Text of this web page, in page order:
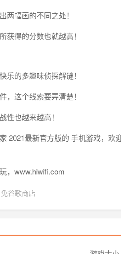
两幅画的不同之处！
获得的分数也就越高！
乐的多趣味侦探解谜！
，这个线索要弄清楚！
性也越来越高！
2021最新官方版的 手机游戏，
，www.hiwifi.com
免谷歌商店